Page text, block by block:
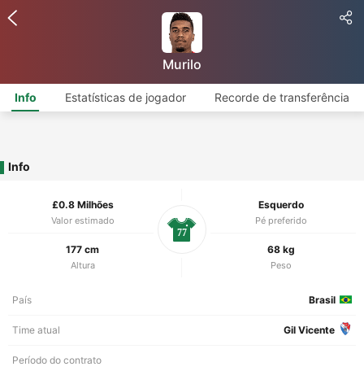
Murilo
Info Estatísticas de jogador Recorde de transferência
Info
£0.8 Milhões
Valor estimado
Esquerdo
Pé preferido
177 cm
Altura
68 kg
Peso
77
País Brasil
Time atual Gil Vicente
Período do contrato